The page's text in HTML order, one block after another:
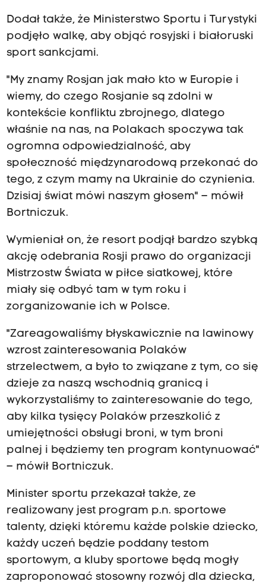
Dodał także, że Ministerstwo Sportu i Turystyki
podjęło walkę, aby objąć rosyjski i białoruski
sport sankcjami.
"My znamy Rosjan jak mało kto w Europie i
wiemy, do czego Rosjanie są zdolni w
kontekście konfliktu zbrojnego, dlatego
właśnie na nas, na Polakach spoczywa tak
ogromna odpowiedzialność, aby
społeczność międzynarodową przekonać do
tego, z czym mamy na Ukrainie do czynienia.
Dzisiaj świat mówi naszym głosem" – mówił
Bortniczuk.
Wymieniał on, że resort podjął bardzo szybką
akcję odebrania Rosji prawo do organizacji
Mistrzostw Świata w piłce siatkowej, które
miały się odbyć tam w tym roku i
zorganizowanie ich w Polsce.
"Zareagowaliśmy błyskawicznie na lawinowy
wzrost zainteresowania Polaków
strzelectwem, a było to związane z tym, co się
dzieje za naszą wschodnią granicą i
wykorzystaliśmy to zainteresowanie do tego,
aby kilka tysięcy Polaków przeszkolić z
umiejętności obsługi broni, w tym broni
palnej i będziemy ten program kontynuować"
– mówił Bortniczuk.
Minister sportu przekazał także, ze
realizowany jest program p.n. sportowe
talenty, dzięki któremu każde polskie dziecko,
każdy uczeń będzie poddany testom
sportowym, a kluby sportowe będą mogły
zaproponować stosowny rozwój dla dziecka,